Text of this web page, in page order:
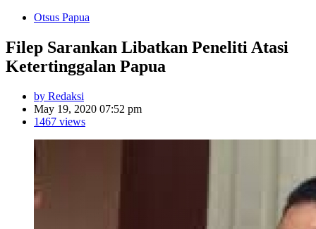
Otsus Papua
Filep Sarankan Libatkan Peneliti Atasi
Ketertinggalan Papua
by Redaksi
May 19, 2020 07:52 pm
1467 views